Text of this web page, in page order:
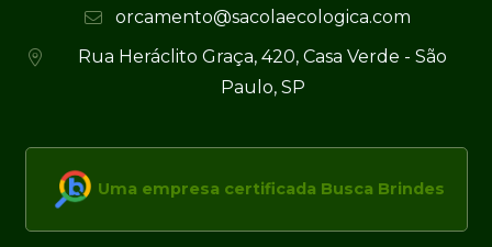
orcamento@sacolaecologica.com
Rua Heráclito Graça, 420, Casa Verde - São
Paulo, SP
Uma empresa certificada Busca Brindes